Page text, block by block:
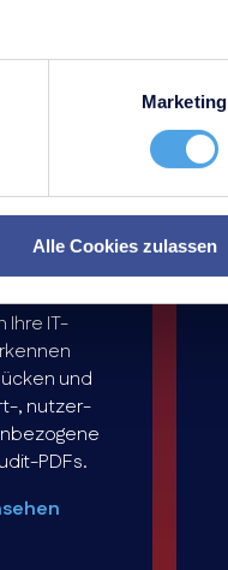
Marketing
Alle Cookies zulassen
und
Ihre IT-
und
, nutzer-
PDFs.